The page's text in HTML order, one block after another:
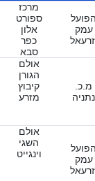
הפועל
עמק
מרכז
ספורט
אלון
כפר
סבא
מ.כ.
נתניה
אולם
הגורן
קיבוץ
מזרע
הפועל
עמק
אולם
השגי
וינגייט